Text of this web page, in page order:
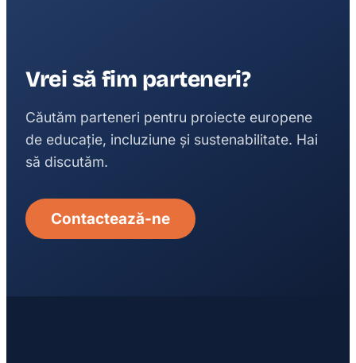
Vrei să fim parteneri?
Căutăm parteneri pentru proiecte europene
de educație, incluziune și sustenabilitate. Hai
să discutăm.
Contactează-ne